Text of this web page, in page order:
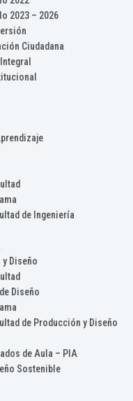
2023 – 2026
Ciudadana
de Ingeniería
Diseño
Diseño
de Producción y Diseño
de Aula – PIA
Sostenible